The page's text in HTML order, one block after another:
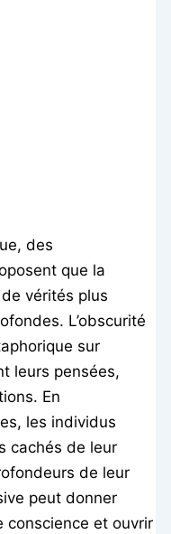
des
que la
vérités plus
L’obscurité
sur
leurs pensées,
En
les individus
cachés de leur
de leur
peut donner
conscience et ouvrir